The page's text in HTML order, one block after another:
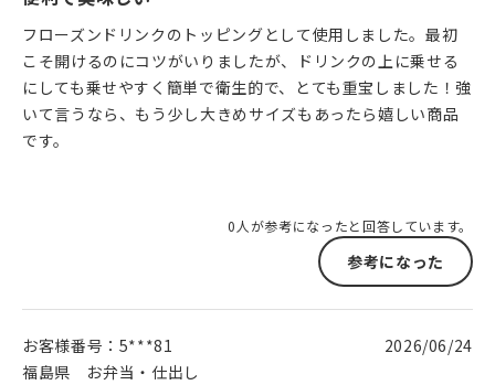
フローズンドリンクのトッピングとして使用しました。最初
こそ開けるのにコツがいりましたが、ドリンクの上に乗せる
にしても乗せやすく簡単で衛生的で、とても重宝しました！強
いて言うなら、もう少し大きめサイズもあったら嬉しい商品
です。
0人が参考になったと回答しています。
参考になった
お客様番号： 5***81
福島県
お弁当・仕出し
2026/06/24